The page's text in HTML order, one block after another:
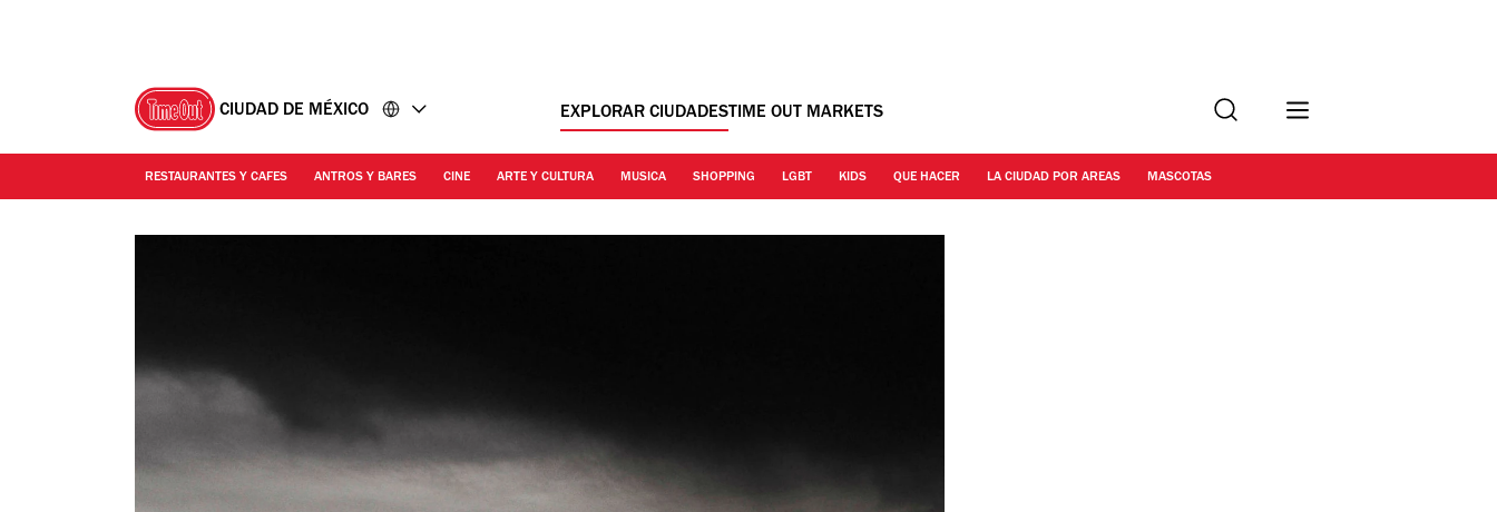
CIUDAD DE MÉXICO EXPLORAR CIUDADESTIME OUT MARKETS Buscar
RESTAURANTES Y CAFES ANTROS Y BARES CINE ARTE Y CULTURA MUSICA SHOPPING LGBT KIDS QUE HACER LA CIUDAD POR AREAS MASCOTAS